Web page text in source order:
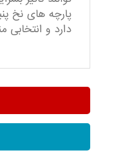
پارچه های نخ
دارد و انتخابی